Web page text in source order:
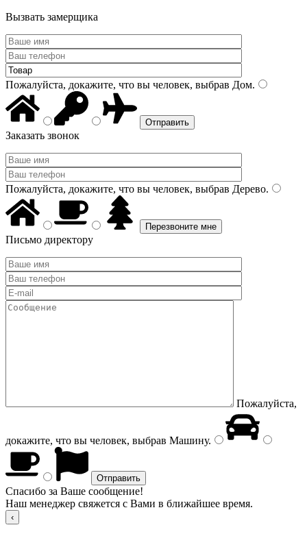
Вызвать замерщика
Пожалуйста, докажите, что вы человек, выбрав Дом.
Заказать звонок
Пожалуйста, докажите, что вы человек, выбрав Дерево.
Письмо директору
Пожалуйста,
докажите, что вы человек, выбрав Машину.
Спасибо за Ваше сообщение!
Наш менеджер свяжется с Вами в ближайшее время.